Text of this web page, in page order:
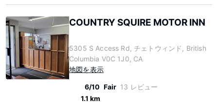
COUNTRY SQUIRE MOTOR INN
5305 S Access Rd, チェトウィンド, British
Columbia V0C 1J0, CA
地図を表示
6/10 Fair 13 レビュー
1.1 km